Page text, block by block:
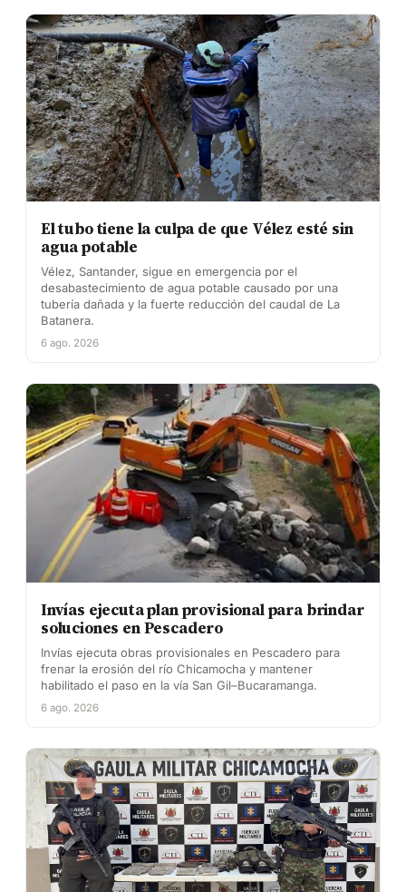
El tubo tiene la culpa de que Vélez esté sin
agua potable
Vélez, Santander, sigue en emergencia por el
desabastecimiento de agua potable causado por una
tubería dañada y la fuerte reducción del caudal de La
Batanera.
6 ago. 2026
Invías ejecuta plan provisional para brindar
soluciones en Pescadero
Invías ejecuta obras provisionales en Pescadero para
frenar la erosión del río Chicamocha y mantener
habilitado el paso en la vía San Gil–Bucaramanga.
6 ago. 2026